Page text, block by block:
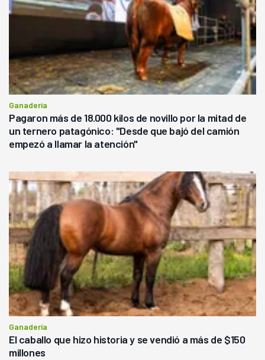
Ganadería
Pagaron más de 18.000 kilos de novillo por la mitad de
un ternero patagónico: "Desde que bajó del camión
empezó a llamar la atención"
Ganadería
El caballo que hizo historia y se vendió a más de $150
millones